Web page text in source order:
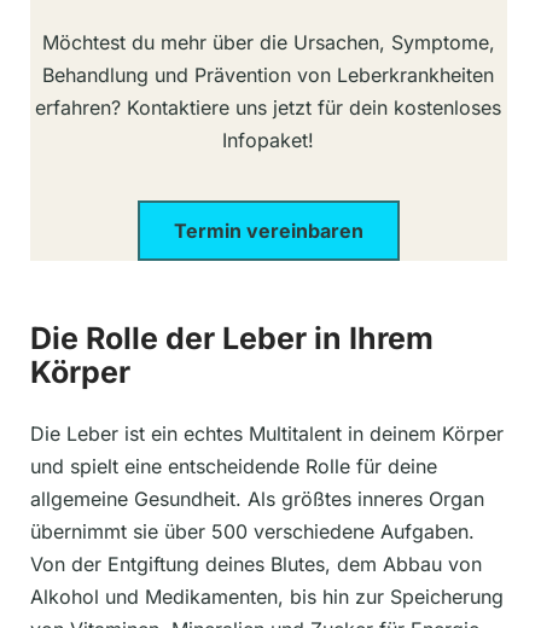
Möchtest du mehr über die Ursachen, Symptome,
Behandlung und Prävention von Leberkrankheiten
erfahren? Kontaktiere uns jetzt für dein kostenloses
Infopaket!
Termin vereinbaren
Die Rolle der Leber in Ihrem
Körper
Die Leber ist ein echtes Multitalent in deinem Körper
und spielt eine entscheidende Rolle für deine
allgemeine Gesundheit. Als größtes inneres Organ
übernimmt sie über 500 verschiedene Aufgaben.
Von der Entgiftung deines Blutes, dem Abbau von
Alkohol und Medikamenten, bis hin zur Speicherung